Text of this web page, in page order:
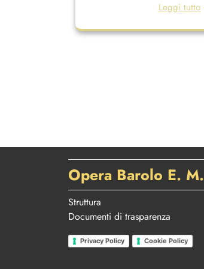
Leggi tutto
Opera Barolo E. M.
Struttura
Documenti di trasparenza
Privacy Policy Cookie Policy